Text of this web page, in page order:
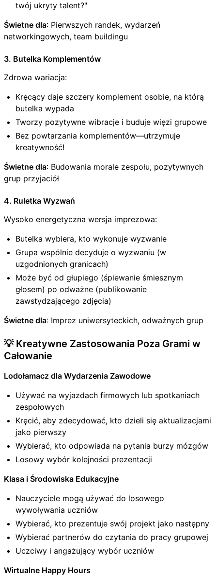
twój ukryty talent?"
Świetne dla: Pierwszych randek, wydarzeń
networkingowych, team buildingu
3. Butelka Komplementów
Zdrowa wariacja:
Kręcący daje szczery komplement osobie, na którą
butelka wypada
Tworzy pozytywne wibracje i buduje więzi grupowe
Bez powtarzania komplementów—utrzymuje
kreatywność!
Świetne dla: Budowania morale zespołu, pozytywnych
grup przyjaciół
4. Ruletka Wyzwań
Wysoko energetyczna wersja imprezowa:
Butelka wybiera, kto wykonuje wyzwanie
Grupa wspólnie decyduje o wyzwaniu (w
uzgodnionych granicach)
Może być od głupiego (śpiewanie śmiesznym
głosem) po odważne (publikowanie
zawstydzającego zdjęcia)
Świetne dla: Imprez uniwersyteckich, odważnych grup
💡 Kreatywne Zastosowania Poza Grami w
Całowanie
Lodołamacz dla Wydarzenia Zawodowe
Używać na wyjazdach firmowych lub spotkaniach
zespołowych
Kręcić, aby zdecydować, kto dzieli się aktualizacjami
jako pierwszy
Wybierać, kto odpowiada na pytania burzy mózgów
Losowy wybór kolejności prezentacji
Klasa i Środowiska Edukacyjne
Nauczyciele mogą używać do losowego
wywoływania uczniów
Wybierać, kto prezentuje swój projekt jako następny
Wybierać partnerów do czytania do pracy grupowej
Uczciwy i angażujący wybór uczniów
Wirtualne Happy Hours